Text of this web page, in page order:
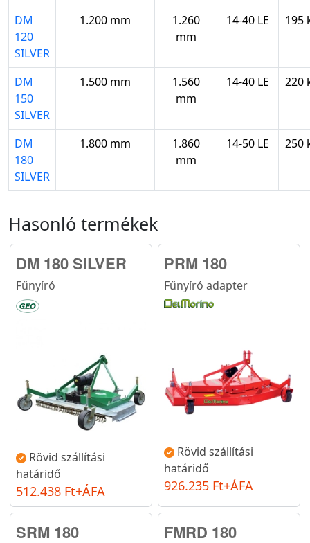
DM
120
SILVER
1.200 mm
1.260
mm
14-40 LE 195
DM
150
SILVER
1.500 mm
1.560
mm
14-40 LE 220
DM
180
SILVER
1.800 mm
1.860
mm
14-50 LE 250
Hasonló termékek
DM 180 SILVER
Fűnyíró
Rövid szállítási
határidő
512.438 Ft+ÁFA
PRM 180
Fűnyíró adapter
Rövid szállítási
határidő
926.235 Ft+ÁFA
SRM 180 FMRD 180